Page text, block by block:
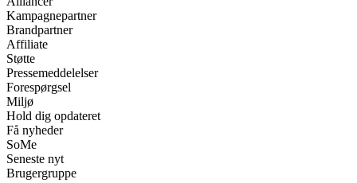
Kampagnepartner
Brandpartner
Affiliate
Støtte
Pressemeddelelser
Forespørgsel
Miljø
Hold dig opdateret
Få nyheder
SoMe
Seneste nyt
Brugergruppe